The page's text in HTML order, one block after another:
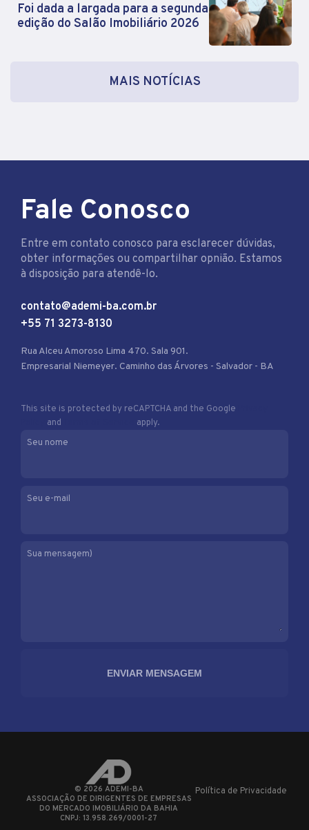
Foi dada a largada para a segunda
edição do Salão Imobiliário 2026
MAIS NOTÍCIAS
Fale Conosco
Entre em contato conosco para esclarecer dúvidas,
obter informações ou compartilhar opnião. Estamos
à disposição para atendê-lo.
contato@ademi-ba.com.br
+55 71 3273-8130
Rua Alceu Amoroso Lima 470. Sala 901.
Empresarial Niemeyer. Caminho das Árvores - Salvador - BA
This site is protected by reCAPTCHA and the Google
and
apply.
Seu nome
Seu e-mail
Sua mensagem)
© 2026 ADEMI-BA
ASSOCIAÇÃO DE DIRIGENTES DE EMPRESAS
DO MERCADO IMOBILIÁRIO DA BAHIA
CNPJ: 13.958.269/0001-27
Política de Privacidade